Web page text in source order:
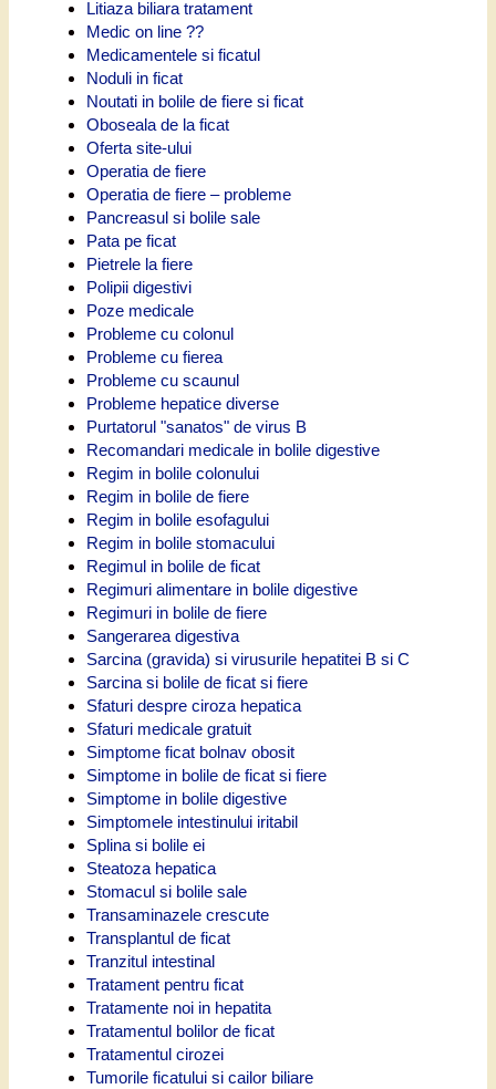
Litiaza biliara tratament
Medic on line ??
Medicamentele si ficatul
Noduli in ficat
Noutati in bolile de fiere si ficat
Oboseala de la ficat
Oferta site-ului
Operatia de fiere
Operatia de fiere – probleme
Pancreasul si bolile sale
Pata pe ficat
Pietrele la fiere
Polipii digestivi
Poze medicale
Probleme cu colonul
Probleme cu fierea
Probleme cu scaunul
Probleme hepatice diverse
Purtatorul "sanatos" de virus B
Recomandari medicale in bolile digestive
Regim in bolile colonului
Regim in bolile de fiere
Regim in bolile esofagului
Regim in bolile stomacului
Regimul in bolile de ficat
Regimuri alimentare in bolile digestive
Regimuri in bolile de fiere
Sangerarea digestiva
Sarcina (gravida) si virusurile hepatitei B si C
Sarcina si bolile de ficat si fiere
Sfaturi despre ciroza hepatica
Sfaturi medicale gratuit
Simptome ficat bolnav obosit
Simptome in bolile de ficat si fiere
Simptome in bolile digestive
Simptomele intestinului iritabil
Splina si bolile ei
Steatoza hepatica
Stomacul si bolile sale
Transaminazele crescute
Transplantul de ficat
Tranzitul intestinal
Tratament pentru ficat
Tratamente noi in hepatita
Tratamentul bolilor de ficat
Tratamentul cirozei
Tumorile ficatului si cailor biliare